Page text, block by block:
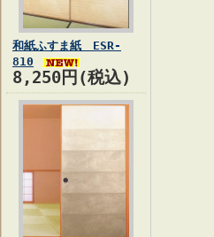
和紙ふすま紙 ESR-
810
8,250円(税込)